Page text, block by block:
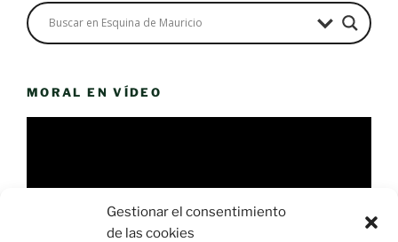
Gestionar el consentimiento
de las cookies
MORAL EN VÍDEO